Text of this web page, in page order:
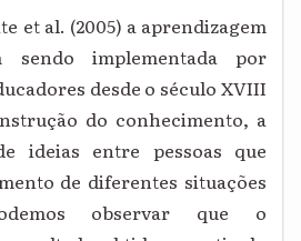
et al. (2005) a aprendizagem
sendo implementada por
desde o século XVIII
do conhecimento, a
ideias entre pessoas que
de diferentes situações
observar que o